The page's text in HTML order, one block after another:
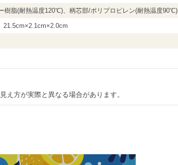
樹脂(耐熱温度120℃)、柄芯部/ポリプロピレン(耐熱温度90℃)
21.5cm×2.1cm×2.0cm
方が実際と異なる場合があります。